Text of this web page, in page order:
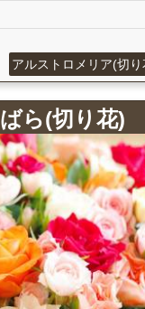
アルストロメリア(切
ばら(切り花)